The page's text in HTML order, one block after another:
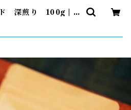
ド 深煎り 100g | 喫